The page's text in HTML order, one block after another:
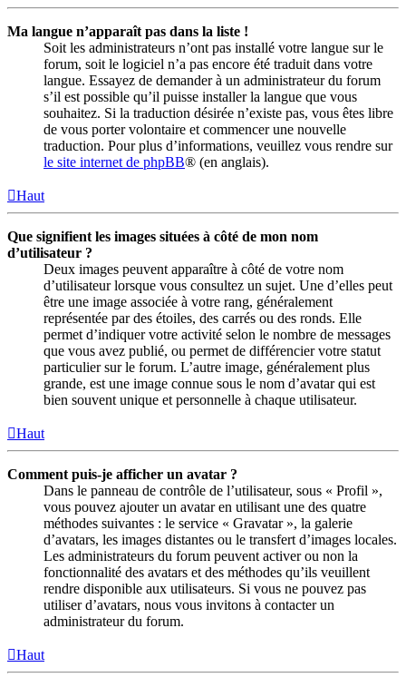
Ma langue n’apparaît pas dans la liste !
Soit les administrateurs n’ont pas installé votre langue sur le
forum, soit le logiciel n’a pas encore été traduit dans votre
langue. Essayez de demander à un administrateur du forum
s’il est possible qu’il puisse installer la langue que vous
souhaitez. Si la traduction désirée n’existe pas, vous êtes libre
de vous porter volontaire et commencer une nouvelle
traduction. Pour plus d’informations, veuillez vous rendre sur
le site internet de phpBB® (en anglais).
Haut
Que signifient les images situées à côté de mon nom
d’utilisateur ?
Deux images peuvent apparaître à côté de votre nom
d’utilisateur lorsque vous consultez un sujet. Une d’elles peut
être une image associée à votre rang, généralement
représentée par des étoiles, des carrés ou des ronds. Elle
permet d’indiquer votre activité selon le nombre de messages
que vous avez publié, ou permet de différencier votre statut
particulier sur le forum. L’autre image, généralement plus
grande, est une image connue sous le nom d’avatar qui est
bien souvent unique et personnelle à chaque utilisateur.
Haut
Comment puis-je afficher un avatar ?
Dans le panneau de contrôle de l’utilisateur, sous « Profil »,
vous pouvez ajouter un avatar en utilisant une des quatre
méthodes suivantes : le service « Gravatar », la galerie
d’avatars, les images distantes ou le transfert d’images locales.
Les administrateurs du forum peuvent activer ou non la
fonctionnalité des avatars et des méthodes qu’ils veuillent
rendre disponible aux utilisateurs. Si vous ne pouvez pas
utiliser d’avatars, nous vous invitons à contacter un
administrateur du forum.
Haut